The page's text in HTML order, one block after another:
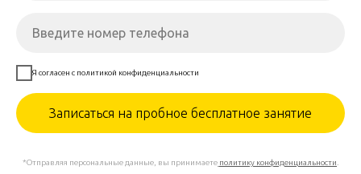
Я согласен с политикой конфиденциальности
Записаться на пробное бесплатное занятие
*Отправляя персональные данные, вы принимаете политику конфиденциальности